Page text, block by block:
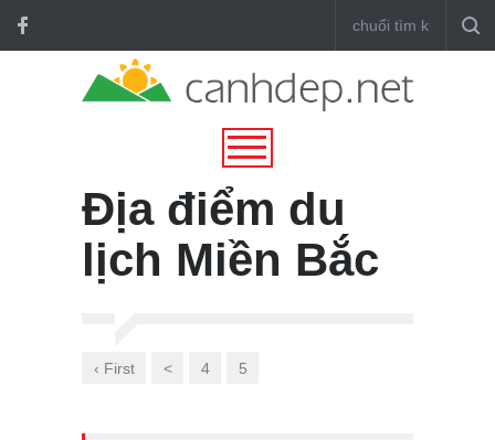
Địa điểm du
lịch Miền Bắc
‹ First < 4 5